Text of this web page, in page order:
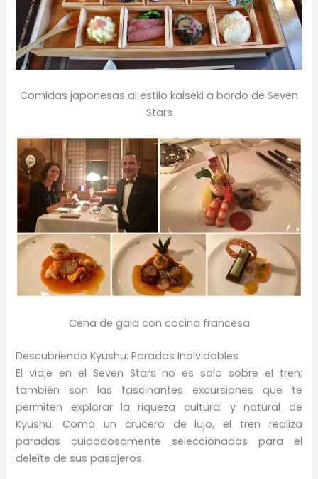
Comidas japonesas al estilo kaiseki a bordo de Seven
Stars
Cena de gala con cocina francesa
Descubriendo Kyushu: Paradas Inolvidables
El viaje en el Seven Stars no es solo sobre el tren;
también son las fascinantes excursiones que te
permiten explorar la riqueza cultural y natural de
Kyushu. Como un crucero de lujo, el tren realiza
paradas cuidadosamente seleccionadas para el
deleite de sus pasajeros.